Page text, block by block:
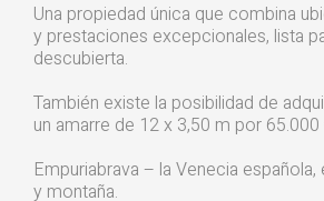
Una propiedad única que combina
y prestaciones excepcionales, lista
descubierta.
También existe la posibilidad de
un amarre de 12 x 3,50 m por 65.000
Empuriabrava – la Venecia
y montaña.